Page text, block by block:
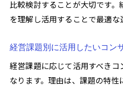
比較検討することが大切です。
を理解し活用することで最適な
経営課題別に活用したいコン
経営課題に応じて活用すべき
なります。理由は、課題の特